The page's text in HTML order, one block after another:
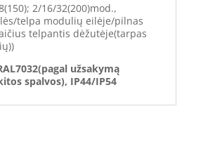
2/16/32(200)mod.,
telpa modulių eilėje/pilnas
telpantis dėžutėje(tarpas
užsakymą
spalvos), IP44/IP54